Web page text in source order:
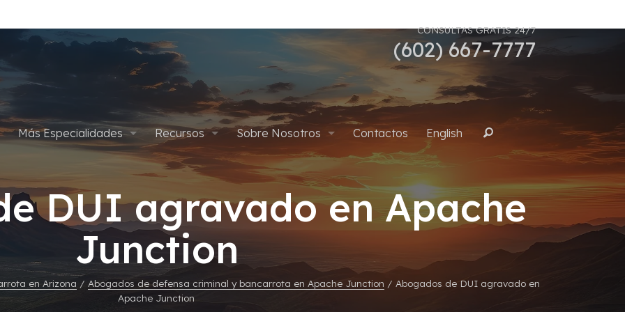
CONSULTAS GRATIS 24/7
(602) 667-7777
7
13
de Crédito
Más Especialidades
Apelaciones
Asalto y Agresión
Defensa Criminal Juvenil
Homicidios
Defensa de Drogas Cancelar Condena por Marihuana
Delitos Sexuales
Recursos
Planes de Pago
Blog
Sobre Nosotros
Abogados
Gives Back
Contactos English
DUI agravado en Apache
Junction
en Arizona / Abogados de defensa criminal y bancarrota en Apache Junction / Abogados de DUI agravado en
Apache Junction